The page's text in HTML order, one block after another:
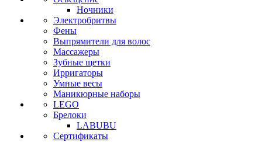
Ночники
Электробритвы
Фены
Выпрямители для волос
Массажеры
Зубные щетки
Ирригаторы
Умные весы
Маникюрные наборы
LEGO
Брелоки
LABUBU
Сертификаты